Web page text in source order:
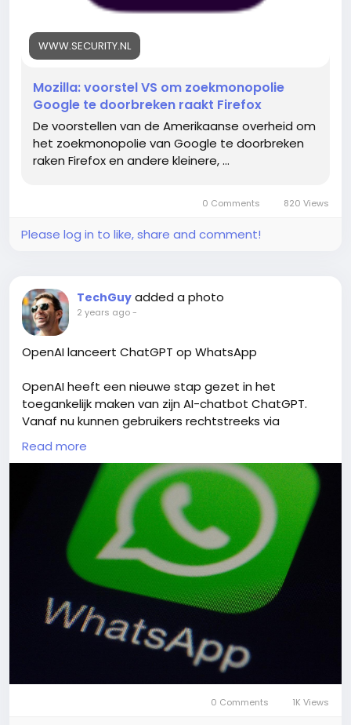
WWW.SECURITY.NL
Mozilla: voorstel VS om zoekmonopolie
Google te doorbreken raakt Firefox
De voorstellen van de Amerikaanse overheid om
het zoekmonopolie van Google te doorbreken
raken Firefox en andere kleinere, ...
0 Comments 820 Views
Please log in to like, share and comment!
TechGuy added a photo
2 years ago-
OpenAI lanceert ChatGPT op WhatsApp
OpenAI heeft een nieuwe stap gezet in het
toegankelijk maken van zijn AI-chatbot ChatGPT.
Vanaf nu kunnen gebruikers rechtstreeks via
WhatsApp chatten met ChatGPT. Deze integratie
maakt het eenvoudiger dan ooit om vragen te
stellen, gesprekken te voeren of hulp te krijgen,
direct vanaf je favoriete berichten-app. Meer
details over hoe je de functie kunt activeren, zijn te
vinden op de website van OpenAI.
https://tweakers.net/nieuws/229944/openai-laat-
gebruikers-via-whatsapp-chatten-met-
chatgpt.html
Read more
0 Comments 1K Views